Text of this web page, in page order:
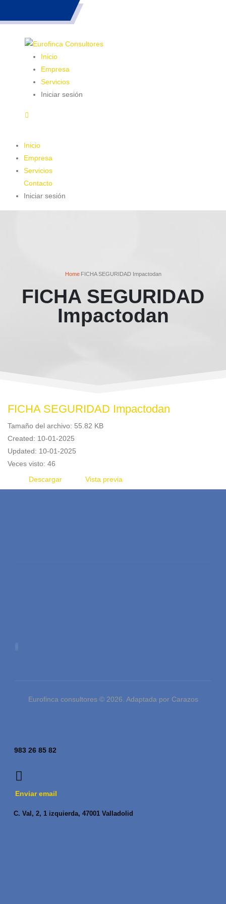
Inicio
Empresa
Servicios
Iniciar sesión
Inicio
Empresa
Servicios
Contacto
Iniciar sesión
Home FICHA SEGURIDAD Impactodan
FICHA SEGURIDAD
Impactodan
FICHA SEGURIDAD Impactodan
Tamaño del archivo: 55.82 KB
Created: 10-01-2025
Updated: 10-01-2025
Veces visto: 46
Descargar
Vista previa
Eurofinca consultores © 2026. Adaptada por Carazos
983 26 85 82
Enviar email
C. Val, 2, 1 izquierda, 47001 Valladolid